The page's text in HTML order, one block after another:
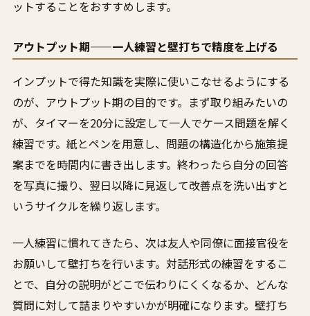
ットすることをおすすめします。
アウトプット期——一人練習と壁打ちで精度を上げる
インプットで得た知識を実際に使いこなせるようにする
のが、アウトプット期の目的です。まず取り組みたいの
が、タイマーを20分に設定して一人でケース問題を解く
練習です。紙とペンを用意し、問題の構造化から施策提
案までを時間内に書き出します。終わったら自分の回答
を写真に撮り、翌日以降に見返して改善点を洗い出すと
いうサイクルを繰り返します。
一人練習に慣れてきたら、次は友人や同僚に面接官役を
お願いして壁打ちを行います。対話形式の練習をするこ
とで、自分の説明がどこで伝わりにくくなるか、どんな
質問に対して詰まりやすいかが明確になります。壁打ち